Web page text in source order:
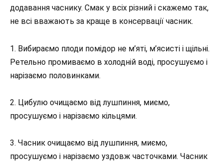
додавання часнику. Смак у всіх різний і скажемо так,
не всі вважають за краще в консервації часник.
1. Вибираємо плоди помідор не м’яті, м’ясисті і щільні.
Ретельно промиваємо в холодній воді, просушуємо і
нарізаємо половинками.
2. Цибулю очищаємо від лушпиння, миємо,
просушуємо і нарізаємо кільцями.
3. Часник очищаємо від лушпиння, миємо,
просушуємо і нарізаємо уздовж часточками. Часник